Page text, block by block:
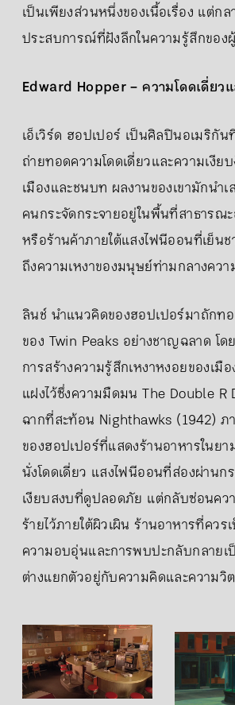
เป็นเพียงส่วนหนึ่งของเนื้อเรื่อง แต่กล
ประสบการณ์ที่ฝังลึกในความรู้สึกของ
Edward Hopper – ความโดดเดี่ยว
เอ็เวิร์ด ฮอปเปอร์ เป็นศิลปินอเมริกัน
ถ่ายทอดความโดดเดี่ยวและความเงีย
เมืองและชนบท ผลงานของเขามักนำ
คนกระจัดกระจายอยู่ในพื้นที่สาธารณ
หรือร้านค้าภายใต้แสงไฟนีออนที่เย็น
ถึงความเหงาของมนุษย์ท่ามกลางคว
ลินช์ นำแนวคิดของฮอปเปอร์มาถักท
ของ Twin Peaks อย่างชาญฉลาด โด
การสร้างความรู้สึกเหงาหงอยของเมื
แฝงไว้ซึ่งความมืดมน The Double R
ฉากที่สะท้อน Nighthawks (1942) ภ
ของฮอปเปอร์ที่แสดงร้านอาหารในย
นั่งโดดเดี่ยว แสงไฟนีออนที่ส่องผ่านก
เงียบสงบที่ดูปลอดภัย แต่กลับซ่อนคว
ร้ายไว้ภายใต้ผิวเผิน ร้านอาหารที่คว
ความอบอุ่นและการพบปะกลับกลาย
ต่างแยกตัวอยู่กับความคิดและความวิ